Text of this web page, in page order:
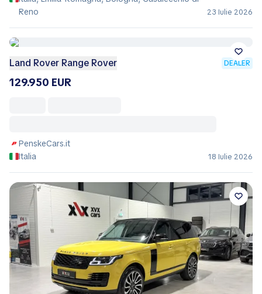
Reno
23 Iulie 2026
Land Rover Range Rover DEALER
129.950 EUR
PenskeCars.it
Italia
18 Iulie 2026